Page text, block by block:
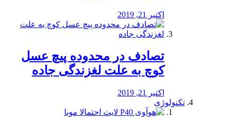
اکتبر 21, 2019
تصادف در محدوده پیچ عسل
کوچ به علت لغزندگی جاده
اکتبر 21, 2019
تکنولوژی